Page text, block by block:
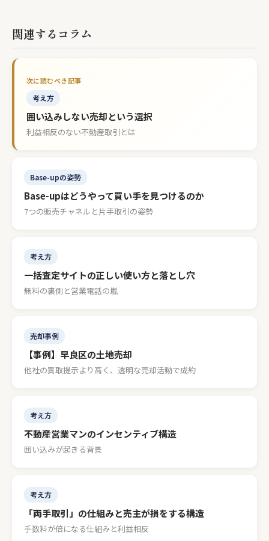
関連するコラム
考え方
囲い込みしない売却という選択
利益相反のない不動産取引とは
Base-upの姿勢
Base-upはどうやって買い手を見つけるのか
7つの販売チャネルと片手取引の姿勢
考え方
一括査定サイトの正しい使い方と落とし穴
無料の裏側と営業電話の嵐
売却事例
【事例】早良区の土地売却
他社の買取提示より高く、透明な売却活動で成約
考え方
不動産営業マンのインセンティブ構造
囲い込みが起きる背景
考え方
「両手取引」の仕組みと売主が損をする構造
手数料が倍になる仕組みと利益相反